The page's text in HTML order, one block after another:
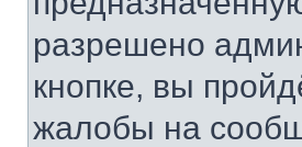
разрешено
кнопке, вы
жалобы на